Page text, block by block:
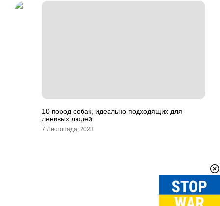
10 пород собак, идеально подходящих для
ленивых людей.
7 Листопада, 2023